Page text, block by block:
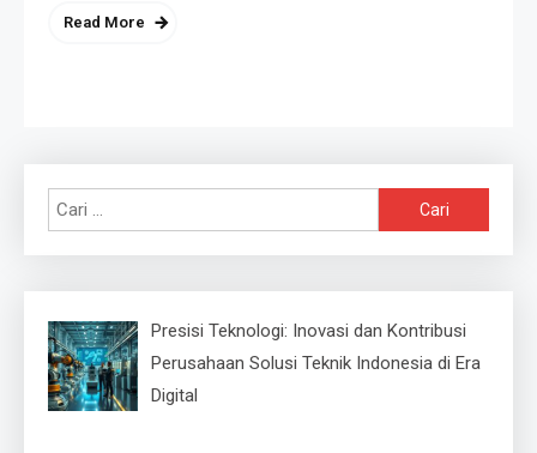
Read More
untuk:
Presisi Teknologi: Inovasi dan Kontribusi
Perusahaan Solusi Teknik Indonesia di Era
Digital